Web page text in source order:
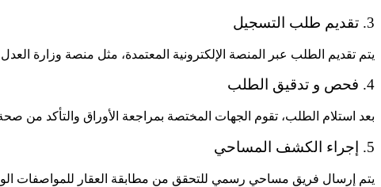
3. تقديم طلب التسجيل
يتم تقديم الطلب عبر المنصة الإلكترونية المعتمدة، مثل منصة وزارة العدل
4. فحص و تدقيق الطلب
بعد استلام الطلب، تقوم الجهات المختصة بمراجعة الأوراق والتأكد من
5. إجراء الكشف المساحي
يتم إرسال فريق مساحي رسمي للتحقق من مطابقة العقار للمواصفات